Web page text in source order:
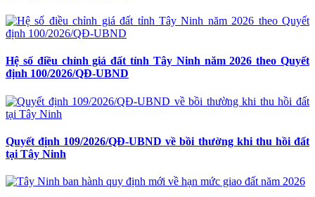
Hệ số điều chỉnh giá đất tỉnh Tây Ninh năm 2026 theo Quyết
định 100/2026/QĐ-UBND
Quyết định 109/2026/QĐ-UBND về bồi thường khi thu hồi đất
tại Tây Ninh